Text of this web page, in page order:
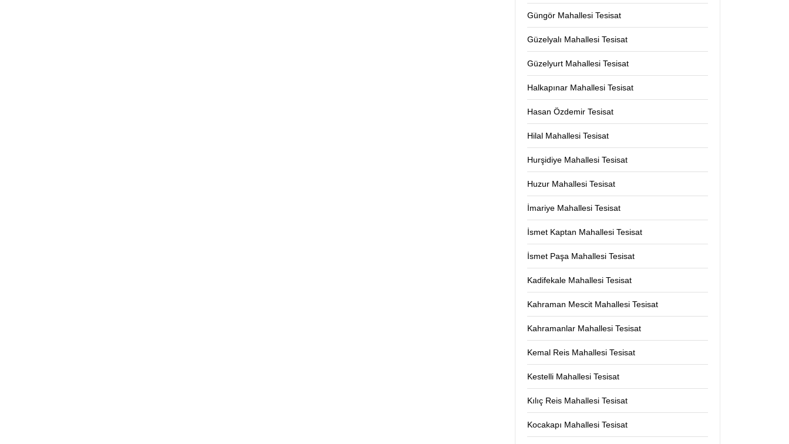
Güngör Mahallesi Tesisat
Güzelyalı Mahallesi Tesisat
Güzelyurt Mahallesi Tesisat
Halkapınar Mahallesi Tesisat
Hasan Özdemir Tesisat
Hilal Mahallesi Tesisat
Hurşidiye Mahallesi Tesisat
Huzur Mahallesi Tesisat
İmariye Mahallesi Tesisat
İsmet Kaptan Mahallesi Tesisat
İsmet Paşa Mahallesi Tesisat
Kadifekale Mahallesi Tesisat
Kahraman Mescit Mahallesi Tesisat
Kahramanlar Mahallesi Tesisat
Kemal Reis Mahallesi Tesisat
Kestelli Mahallesi Tesisat
Kılıç Reis Mahallesi Tesisat
Kocakapı Mahallesi Tesisat